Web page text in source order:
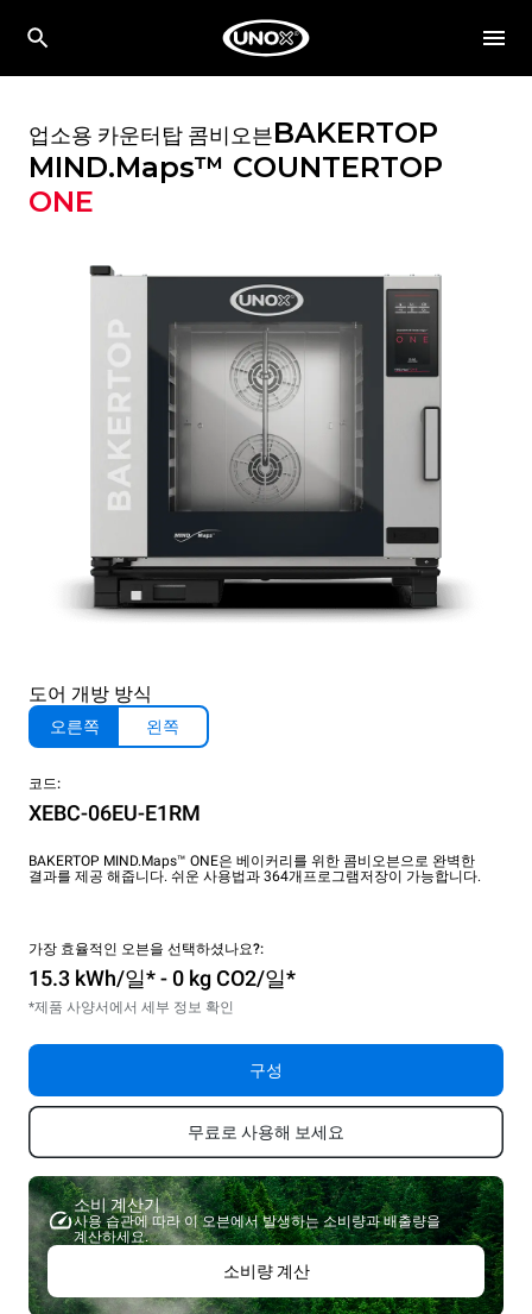
업소용 카운터탑 콤비오븐BAKERTOP
MIND.Maps™ COUNTERTOP
ONE
도어 개방 방식
오른쪽 왼쪽
코드:
XEBC-06EU-E1RM
BAKERTOP MIND.Maps™ ONE은 베이커리를 위한 콤비오븐으로 완벽한
결과를 제공 해줍니다. 쉬운 사용법과 364개프로그램저장이 가능합니다.
가장 효율적인 오븐을 선택하셨나요?:
15.3 kWh/일* - 0 kg CO2/일*
*제품 사양서에서 세부 정보 확인
구성
무료로 사용해 보세요
소비 계산기
사용 습관에 따라 이 오븐에서 발생하는 소비량과 배출량을
계산하세요.
소비량 계산